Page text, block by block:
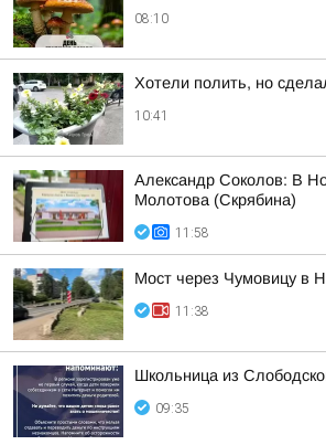
08:10
Хотели полить, но
10:41
Александр Соколов: В
Молотова (Скрябина)
11:58
Мост через Чумовицу в
11:38
Школьница из
09:35